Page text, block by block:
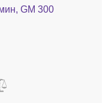
GM 300